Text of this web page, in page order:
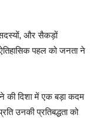
सदस्यों, और सैकड़ों
पहल को जनता ने
की दिशा में एक बड़ा कदम
उनकी प्रतिबद्धता को